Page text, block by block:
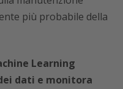
più probabile della
Learning
dati e monitora